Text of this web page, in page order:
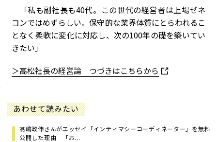
「私も副社長も40代。この世代の経営者は上場ゼネ
コンではめずらしい。保守的な業界体質にとらわれるこ
となく柔軟に変化に対応し、次の100年の礎を築いてい
きたい」
＞高松社長の経営論 つづきはこちらから
あわせて読みたい
髙嶋政伸さんがエッセイ「インティマシーコーディネーター」を無料
公開した理由 「お...